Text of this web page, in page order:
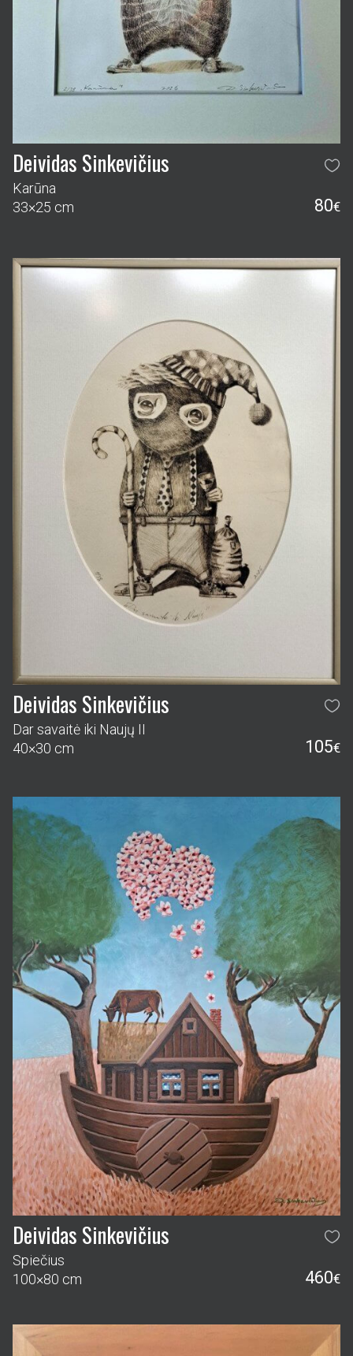
Deividas Sinkevičius
Karūna
33×25 cm
80€
Deividas Sinkevičius
Dar savaitė iki Naujų II
40×30 cm
105€
Deividas Sinkevičius
Spiečius
100×80 cm
460€